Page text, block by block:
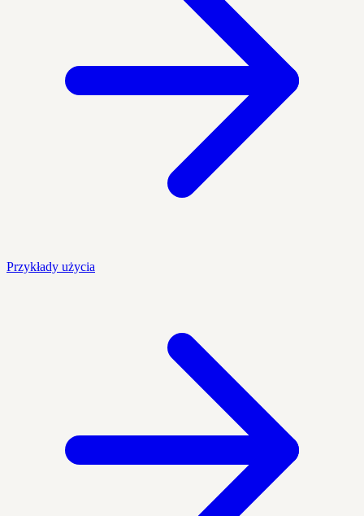
Przykłady użycia